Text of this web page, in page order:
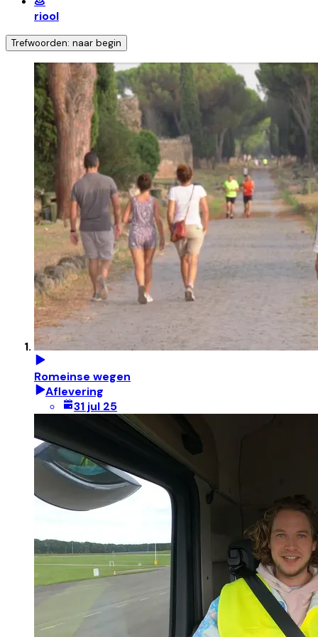
riool
Trefwoorden: naar begin
Romeinse wegen
Aflevering
31 jul 25